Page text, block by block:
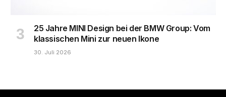
25 Jahre MINI Design bei der BMW Group: Vom
klassischen Mini zur neuen Ikone
30. Juli 2026